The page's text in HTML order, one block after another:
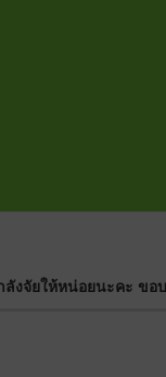
ลังจัยให้หน่อยนะคะ ขอ